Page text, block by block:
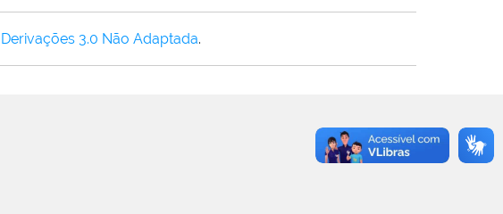
3.0 Não Adaptada.